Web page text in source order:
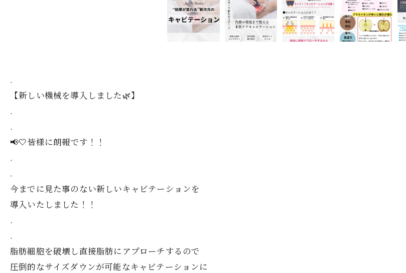
.
【新しい機械を導入しました🌿‬】
.
.
⁡📢🤍皆様に朗報です！！
⁡.
⁡.
今までに見た事のない新しいキャビテーションを
導入いたしました！！
.
.
脂肪細胞を破壊し直接脂肪にアプローチするので
圧倒的なサイズダウンが可能なキャビテーションに